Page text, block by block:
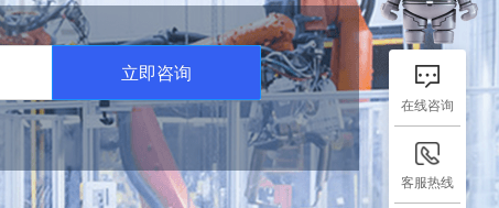
立即咨询
在线咨询
客服热线